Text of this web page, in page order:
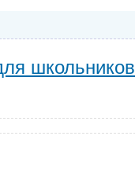
школьников